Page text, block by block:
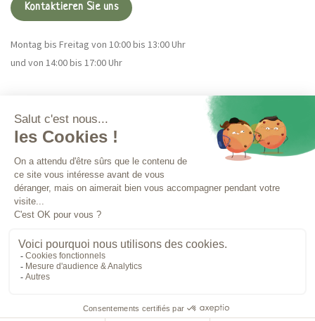
Kontaktieren Sie uns
Montag bis Freitag von 10:00 bis 13:00 Uhr
und von 14:00 bis 17:00 Uhr
Mehr Infos
Bestellungen
100% sichere Zahlung © 2026 - Magna CBD
IMPRESSUM